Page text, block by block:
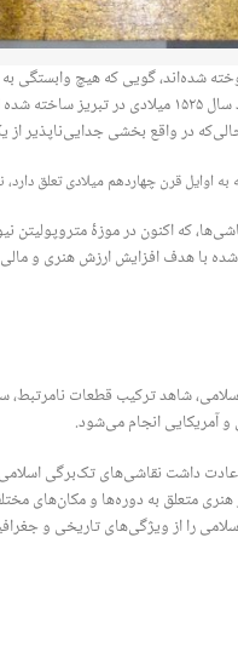
گویی که هیچ وابستگی به
نسخه‌ای از شاهنامه متعلق به شاه تهماسب، فرمانروای صفوی قرن
در واقع بخشی جدایی‌ناپذیر از
قرن چهاردهم میلادی تعلق
که اکنون در موزۀ متروپولیتن
با هدف افزایش ارزش هنری و
شاهد ترکیب قطعات
آمریکایی انجام می‌شود.
عادت داشت نقاشی‌های تک‌برگی
متعلق به دوره‌ها و مکان‌های
را از ویژگی‌های تاریخی و